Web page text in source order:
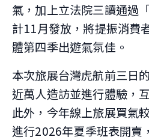
氣，加上立法院三讀通過
計11月發放，將提振消費
體第四季出遊氣氛佳。
本次旅展台灣虎航前三日
近萬人造訪並進行體驗，
此外，今年線上旅展買氣
進行2026年夏季班表開賣